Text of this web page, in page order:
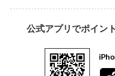
公式アプリでポイン